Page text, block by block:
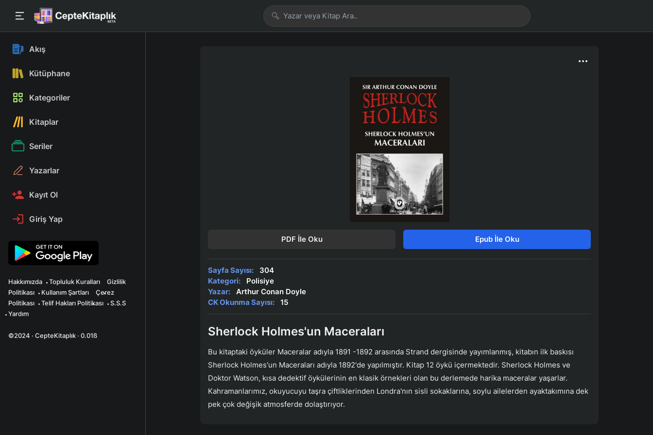
Akış
Kütüphane
Kategoriler
Kitaplar
Seriler
Yazarlar
Kayıt Ol
Giriş Yap
Hakkımızda Topluluk Kuralları
Gizlilik
Politikası
Kullanım Şartları
Çerez
Politikası
Telif Hakları Politikası
S.S.S
Yardım
©2024 · CepteKitaplık · 0.01ß
PDF İle Oku Epub İle Oku
Sayfa Sayısı:
304
Kategori:
Polisiye
Yazar:
Arthur Conan Doyle
CK Okunma Sayısı:
15
Sherlock Holmes'un Maceraları
Bu kitaptaki öyküler Maceralar adıyla 1891 -1892 arasında Strand dergisinde yayımlanmış, kitabın ilk baskısı
Sherlock Holmes'un Maceraları adıyla 1892'de yapılmıştır. Kitap 12 öykü içermektedir. Sherlock Holmes ve
Doktor Watson, kısa dedektif öykülerinin en klasik örnekleri olan bu derlemede harika maceralar yaşarlar.
Kahramanlarımız, okuyucuyu taşra çiftliklerinden Londra'nın sisli sokaklarına, soylu ailelerden ayaktakımına dek
pek çok değişik atmosferde dolaştırıyor.